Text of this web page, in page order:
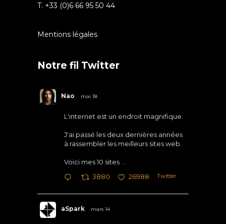
T. +33 (0)6 66 95 50 44
Mentions légales
Notre fil Twitter
Nao mai 18
L'internet est un endroit magnifique.
J'ai passé les deux dernières années
à rassembler les meilleurs sites web.
Voici mes 10 sites
3880 26988 Twitter
aSpark mars 14